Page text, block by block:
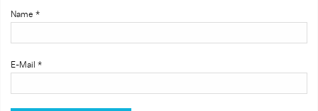
Name *
E-Mail *